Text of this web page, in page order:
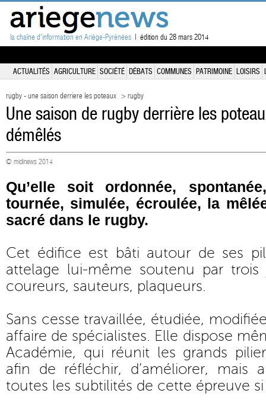
la chaîne d'information en Ariège-Pyrénées | édition du 28 mars 2014
ACTUALITÉS AGRICULTURE SOCIÉTÉ DÉBATS COMMUNES PATRIMOINE LOISIRS
rugby - une saison derriere les poteaux > rugby
Une saison de rugby derrière les
démêlés
© midinews 2014
Qu’elle soit ordonnée,
tournée, simulée, écroulée, la
sacré dans le rugby.
Cet édifice est bâti autour de ses
attelage lui-même soutenu par trois
coureurs, sauteurs, plaqueurs.
Sans cesse travaillée, étudiée,
affaire de spécialistes. Elle dispose
Académie, qui réunit les grands
afin de réfléchir, d’améliorer, mais
toutes les subtilités de cette épreuve